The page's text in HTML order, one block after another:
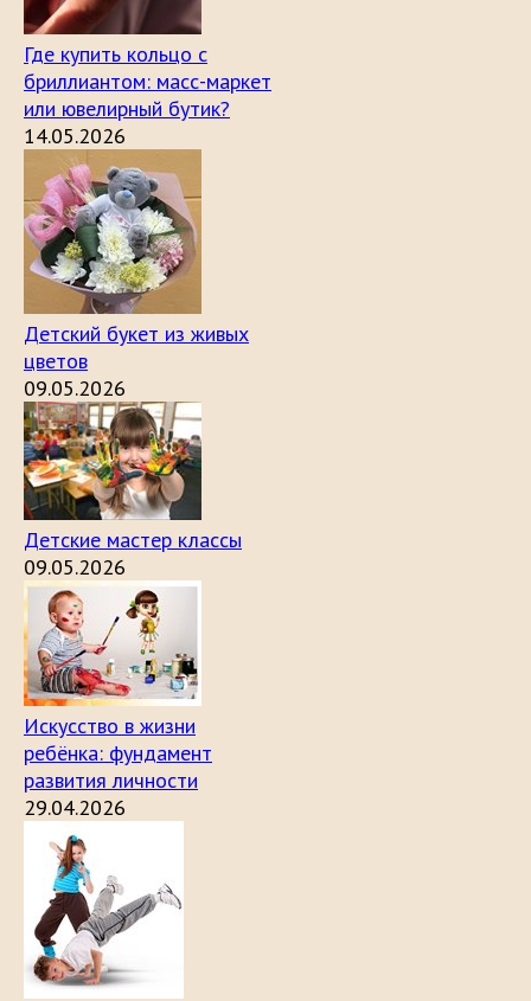
Где купить кольцо с
бриллиантом: масс-маркет
или ювелирный бутик?
14.05.2026
Детский букет из живых
цветов
09.05.2026
Детские мастер классы
09.05.2026
Искусство в жизни
ребёнка: фундамент
развития личности
29.04.2026